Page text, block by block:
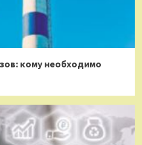
кому необходимо